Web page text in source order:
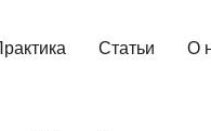
Статьи О